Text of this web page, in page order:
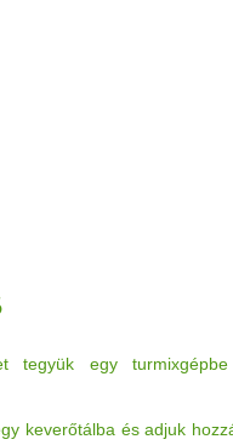
tegyük egy
keverőtálba és adjuk